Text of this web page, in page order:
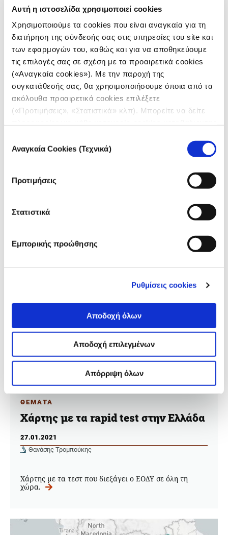
Αυτή η ιστοσελίδα χρησιμοποιεί cookies
Χρησιμοποιούμε τα cookies που είναι αναγκαία για τη
διατήρηση της σύνδεσής σας στις υπηρεσίες του site και
των εφαρμογών του, καθώς και για να αποθηκεύουμε
τις επιλογές σας σε σχέση με τα προαιρετικά cookies
(«Αναγκαία cookies»). Με την παροχή της
συγκατάθεσής σας, θα χρησιμοποιήσουμε όποια από τα
ακόλουθα προαιρετικά cookies επιλέξετε
(«Προτιμήσεις», «Στατιστικά» κλπ). Μπορείτε να δείτε
συγκατάθεσης
Αναγκαία Cookies (Τεχνικά)
Προτιμήσεις
Στατιστικά
Εμπορικής προώθησης
Ρυθμίσεις cookies
Αποδοχή όλων
Αποδοχή επιλεγμένων
Απόρριψη όλων
FEATURE
Χάρτης ECDC: Γιατί δεν ξέρουμε εάν
οι πράσινες περιοχές είναι
«πράσινες»
Κέλλυ Κική
Εξηγούμε βήμα-βήμα πώς διαβάζεται ο χάρτης του
όντως «πράσινα», δεν το γνωρίζουμε.
ΘΕΜΑΤΑ
Χάρτης με τα rapid test στην Ελλάδα
27.01.2021
Θανάσης Τρομπούκης
Χάρτης με τα τεστ που διεξάγει ο ΕΟΔΥ σε όλη τη
χώρα.